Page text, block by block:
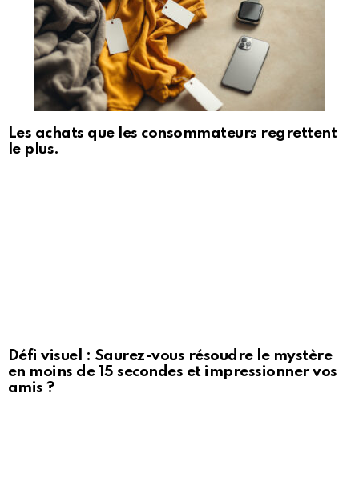
Les achats que les consommateurs regrettent
le plus.
Défi visuel : Saurez-vous résoudre le mystère
en moins de 15 secondes et impressionner vos
amis ?